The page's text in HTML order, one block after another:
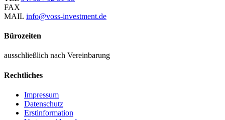
FAX
MAIL info@voss-investment.de
Bürozeiten
ausschließlich nach Vereinbarung
Rechtliches
Impressum
Datenschutz
Erstinformation